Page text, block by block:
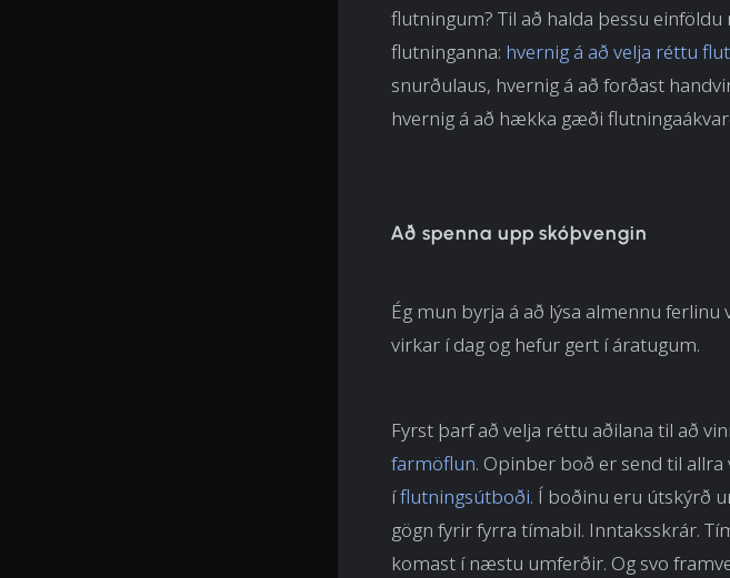
flutningum? Til að halda þessu
flutninganna: hvernig á að velja réttu
snurðulaus, hvernig á að forðast
hvernig á að hækka gæði
Að spenna upp skóþvengin
Ég mun byrja á að lýsa almennu
virkar í dag og hefur gert í áratugum.
Fyrst þarf að velja réttu aðilana til að
farmöflun. Opinber boð er send til
íflutningsútboði. Í boðinu eru útskýrð
gögn fyrir fyrra tímabil. Inntaksskrár.
komast í næstu umferðir. Og svo